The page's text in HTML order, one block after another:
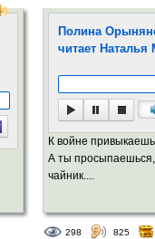
Полина
читает Наталья
К войне
А ты просыпаешься,
чайник....
298 825